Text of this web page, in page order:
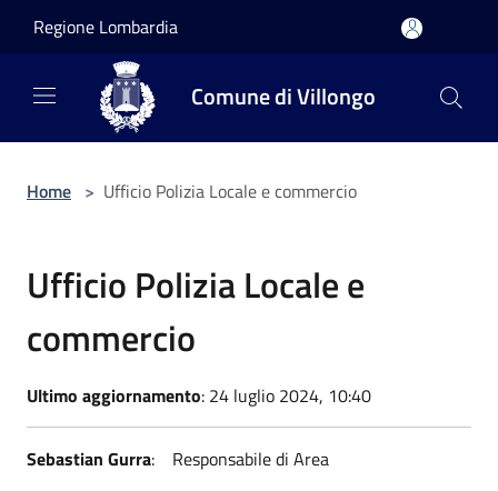
Regione Lombardia
Comune di Villongo
Home > Ufficio Polizia Locale e commercio
Ufficio Polizia Locale e
commercio
Ultimo aggiornamento: 24 luglio 2024, 10:40
Sebastian Gurra: Responsabile di Area